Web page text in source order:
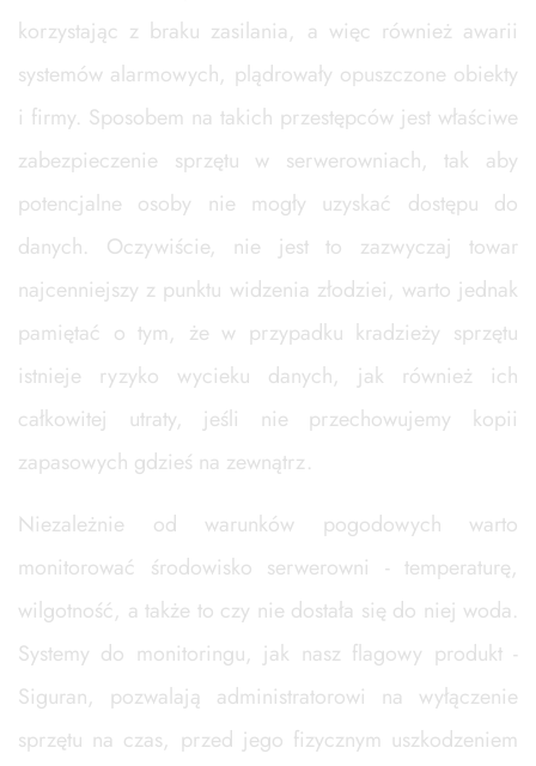
korzystając z braku zasilania, a więc również awarii
systemów alarmowych, plądrowały opuszczone obiekty
i firmy. Sposobem na takich przestępców jest właściwe
zabezpieczenie sprzętu w serwerowniach, tak aby
potencjalne osoby nie mogły uzyskać dostępu do
danych. Oczywiście, nie jest to zazwyczaj towar
najcenniejszy z punktu widzenia złodziei, warto jednak
pamiętać o tym, że w przypadku kradzieży sprzętu
istnieje ryzyko wycieku danych, jak również ich
całkowitej utraty, jeśli nie przechowujemy kopii
zapasowych gdzieś na zewnątrz.
Niezależnie od warunków pogodowych warto
monitorować środowisko serwerowni - temperaturę,
wilgotność, a także to czy nie dostała się do niej woda.
Systemy do monitoringu, jak nasz flagowy produkt -
Siguran, pozwalają administratorowi na wyłączenie
sprzętu na czas, przed jego fizycznym uszkodzeniem